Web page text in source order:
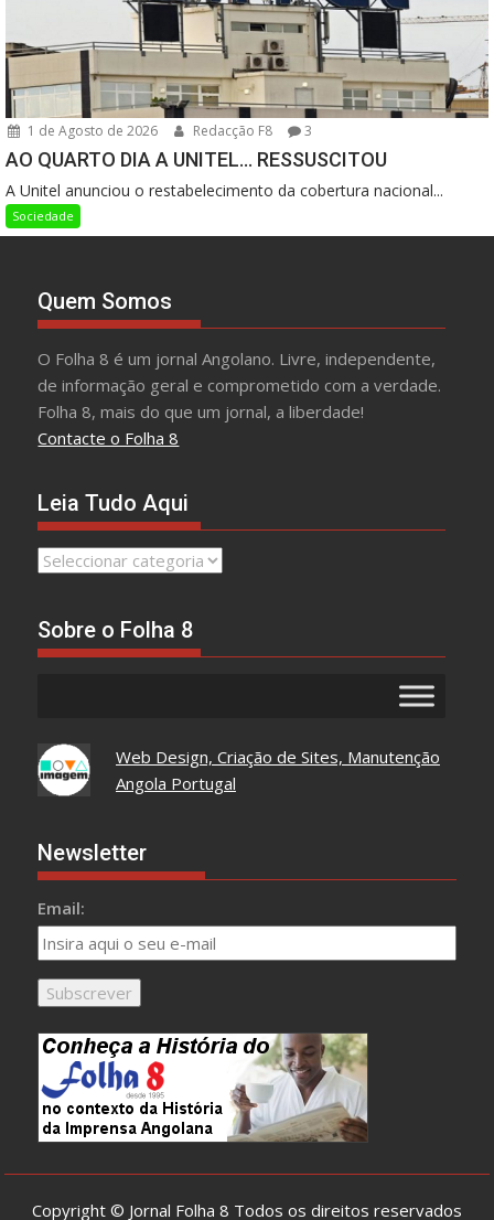
1 de Agosto de 2026 Redacção F8 3
AO QUARTO DIA A UNITEL… RESSUSCITOU
A Unitel anunciou o restabelecimento da cobertura nacional...
Sociedade
Quem Somos
O Folha 8 é um jornal Angolano. Livre, independente,
de informação geral e comprometido com a verdade.
Folha 8, mais do que um jornal, a liberdade!
Contacte o Folha 8
Leia Tudo Aqui
Leia
Sobre o Folha 8
Web Design, Criação de Sites, Manutenção
Angola Portugal
Newsletter
Email:
Copyright © Jornal Folha 8 Todos os direitos reservados